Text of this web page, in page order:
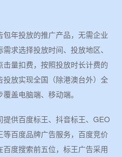
年投放的推广产品，无需企业
求选择投放时间、投放地区、
量扣费，按照投放时长计费的
放实现全国（除港澳台外）全
盖电脑端、移动端。
供百度标王、抖音标王、GEO
百度品牌广告服务，百度竞价
度搜索前五位，标王广告采用